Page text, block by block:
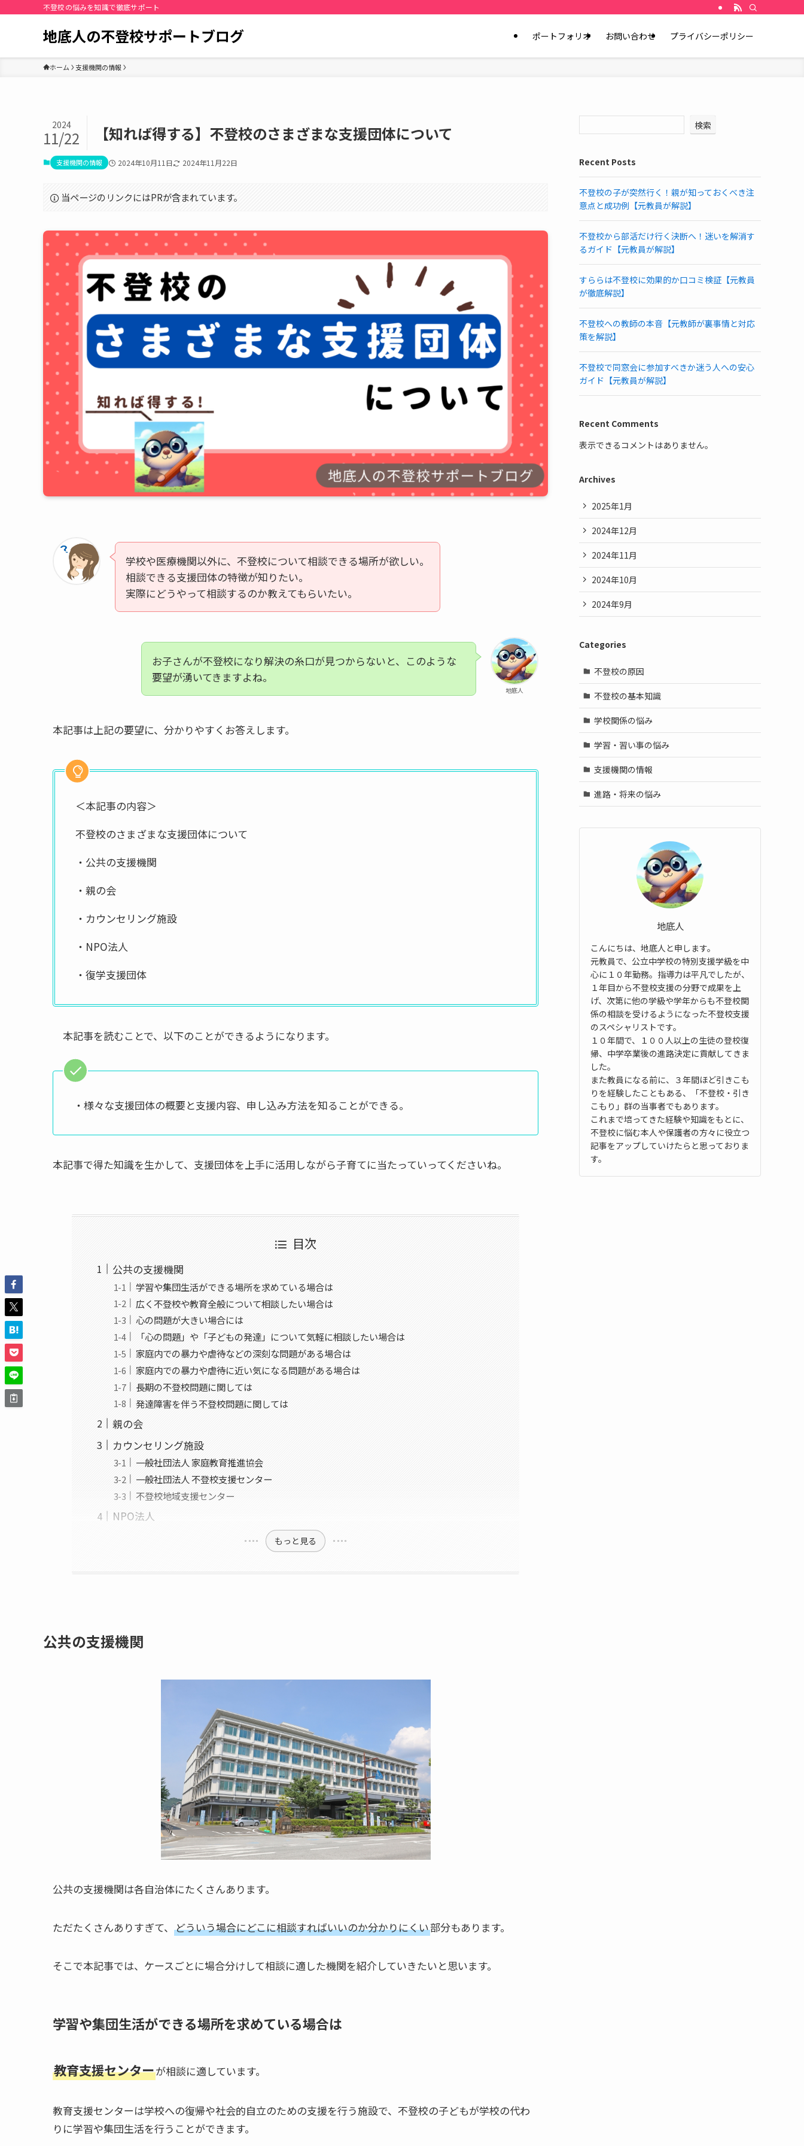
不登校の悩みを知識で徹底サポート
地底人の不登校サポートブログ ポートフォリオ お問い合わせ プライバシーポリシー
ホーム 支援機関の情報
【知れば得する】不登校のさまざまな支援団体について
2024
11/22
支援機関の情報 2024年10月11日 2024年11月22日
当ページのリンクにはPRが含まれています。
学校や医療機関以外に、不登校について相談できる場所が欲しい。
相談できる支援団体の特徴が知りたい。
実際にどうやって相談するのか教えてもらいたい。
地底人
お子さんが不登校になり解決の糸口が見つからないと、このような
要望が湧いてきますよね。
本記事は上記の要望に、分かりやすくお答えします。
＜本記事の内容＞
不登校のさまざまな支援団体について
・公共の支援機関
・親の会
・カウンセリング施設
・NPO法人
・復学支援団体
本記事を読むことで、以下のことができるようになります。
・様々な支援団体の概要と支援内容、申し込み方法を知ることができる。
本記事で得た知識を生かして、支援団体を上手に活用しながら子育てに当たっていってくださいね。
目次
公共の支援機関
学習や集団生活ができる場所を求めている場合は
広く不登校や教育全般について相談したい場合は
心の問題が大きい場合には
「心の問題」や「子どもの発達」について気軽に相談したい場合は
家庭内での暴力や虐待などの深刻な問題がある場合は
家庭内での暴力や虐待に近い気になる問題がある場合は
長期の不登校問題に関しては
発達障害を伴う不登校問題に関しては
親の会
カウンセリング施設
一般社団法人 家庭教育推進協会
一般社団法人 不登校支援センター
不登校地域支援センター
NPO法人
もっと見る
公共の支援機関
公共の支援機関は各自治体にたくさんあります。
ただたくさんありすぎて、 どういう場合にどこに相談すればいいのか分かりにくい部分もあります。
そこで本記事では、ケースごとに場合分けして相談に適した機関を紹介していきたいと思います。
学習や集団生活ができる場所を求めている場合は
教育支援センターが相談に適しています。
教育支援センターは学校への復帰や社会的自立のための支援を行う施設で、不登校の子どもが学校の代わ
りに学習や集団生活を行うことができます。
検索
Recent Posts
不登校の子が突然行く！親が知っておくべき注
意点と成功例【元教員が解説】
不登校から部活だけ行く決断へ！迷いを解消す
るガイド【元教員が解説】
すららは不登校に効果的か口コミ検証【元教員
が徹底解説】
不登校への教師の本音【元教師が裏事情と対応
策を解説】
不登校で同窓会に参加すべきか迷う人への安心
ガイド【元教員が解説】
Recent Comments
表示できるコメントはありません。
Archives
2025年1月
2024年12月
2024年11月
2024年10月
2024年9月
Categories
不登校の原因
不登校の基本知識
学校関係の悩み
学習・習い事の悩み
支援機関の情報
進路・将来の悩み
地底人
こんにちは、地底人と申します。
元教員で、公立中学校の特別支援学級を中
心に１０年勤務。指導力は平凡でしたが、
１年目から不登校支援の分野で成果を上
げ、次第に他の学級や学年からも不登校関
係の相談を受けるようになった不登校支援
のスペシャリストです。
１０年間で、１００人以上の生徒の登校復
帰、中学卒業後の進路決定に貢献してきま
した。
また教員になる前に、３年間ほど引きこも
りを経験したこともある、「不登校・引き
こもり」群の当事者でもあります。
これまで培ってきた経験や知識をもとに、
不登校に悩む本人や保護者の方々に役立つ
記事をアップしていけたらと思っておりま
す。